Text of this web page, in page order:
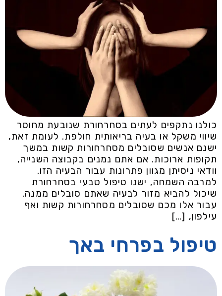
כולנו נתקפים לעתים בסחרחורת שנובעת מחוסר
שיווי משקל או בעיה בריאותית חולפת. לעומת זאת,
ישנם אנשים שסובלים מסחרחורות קשות במשך
תקופות ארוכות. אם אתם נמנים בקבוצה השנייה,
וודאי ניסיתן מגוון פתרונות עבור הבעיה הזו.
למרבה השמחה, ישנו טיפול טבעי בסחרחורת
שיכול להביא מזור לבעיה שאתם סובלים ממנה.
עבור אלו מכם שסובלים מסחרחורות קשות ואף
עילפון, […]
טיפול בפרחי באך